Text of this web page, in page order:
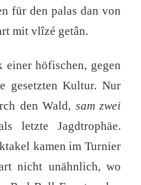
für den palas dan von
mit vlîzé getân.
einer höfischen, gegen
gesetzten Kultur. Nur
den Wald, sam zwei
letzte Jagdtrophäe.
kamen im Turnier
nicht unähnlich, wo